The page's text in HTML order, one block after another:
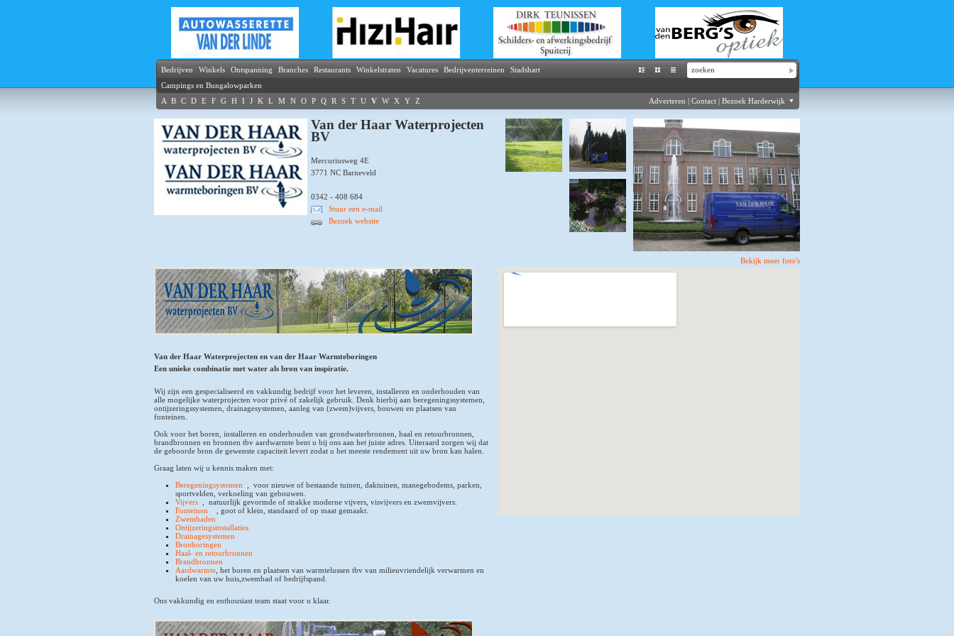
Bedrijven Winkels Ontspanning Branches Restaurants Winkelstraten Vacatures Bedrijventerreinen
Stadshart
Campings en Bungalowparken
A B C D E F G H I J K L M N O P Q R S T U V W X Y Z Adverteren | Contact | Bezoek Harderwijk
Van der Haar Waterprojecten
BV
Mercuriusweg 4E
3771 NC Barneveld
0342 - 408 684
Stuur een e-mail
Bezoek website
Bekijk meer foto's
Van der Haar Waterprojecten en van der Haar Warmteboringen
Een unieke combinatie met water als bron van inspiratie.
Wij zijn een gespecialiseerd en vakkundig bedrijf voor het leveren, installeren en onderhouden van
alle mogelijke waterprojecten voor privé of zakelijk gebruik. Denk hierbij aan beregeningssystemen,
ontijzeringssystemen, drainagesystemen, aanleg van (zwem)vijvers, bouwen en plaatsen van
fonteinen.
Ook voor het boren, installeren en onderhouden van grondwaterbronnen, haal en retourbronnen,
brandbronnen en bronnen tbv aardwarmte bent u bij ons aan het juiste adres. Uiteraard zorgen wij dat
de geboorde bron de gewenste capaciteit levert zodat u het meeste rendement uit uw bron kan halen.
Graag laten wij u kennis maken met:
Beregeningsystemen
, voor nieuwe of bestaande tuinen, daktuinen, manegebodems, parken,
sportvelden, verkoeling van gebouwen.
Vijvers
, natuurlijk gevormde of strakke moderne vijvers, visvijvers en zwemvijvers.
Fonteinen
, goot of klein, standaard of op maat gemaakt.
Zwembaden
Ontijzeringsinstallaties
Drainagesystemen
Bronboringen
Haal- en retourbronnen
Brandbronnen
Aardwarmte , het boren en plaatsen van warmtelussen tbv van milieuvriendelijk verwarmen en
koelen van uw huis,zwembad of bedrijfspand.
Ons vakkundig en enthousiast team staat voor u klaar.